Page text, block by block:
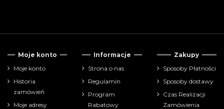
Moje konto
Moje konto
Historia
zamówień
Moje adresy
Informacje
Strona o nas
Regulamin
Program
Rabatowy
Zakupy
Sposoby Płatności
Sposoby dostawy
Czas Realizacji
Zamówienia